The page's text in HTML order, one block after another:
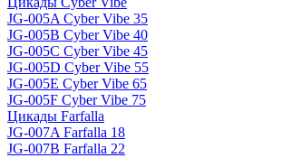
JG-005A Cyber Vibe 35
JG-005B Cyber Vibe 40
JG-005C Cyber Vibe 45
JG-005D Cyber Vibe 55
JG-005E Cyber Vibe 65
JG-005F Cyber Vibe 75
Цикады Farfalla
JG-007A Farfalla 18
JG-007B Farfalla 22